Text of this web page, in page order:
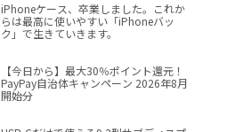
iPhoneケース、卒業しました。これか
らは最高に使いやすい「iPhoneバッ
ク」で生きていきます。
【今日から】最大30％ポイント還元！
PayPay自治体キャンペーン 2026年8月
開始分